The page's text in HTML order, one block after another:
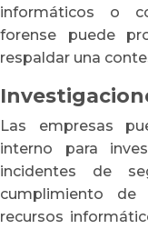
informáticos o
forense puede
respaldar una
Las empresas
interno para
incidentes de
cumplimiento
recursos